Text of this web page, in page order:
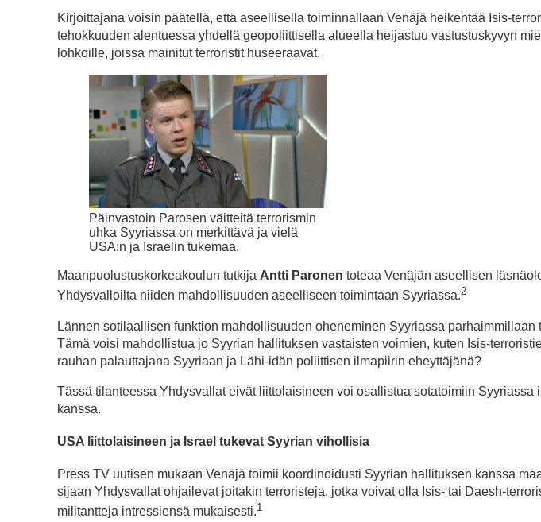
Kirjoittajana voisin päätellä, että aseellisella toiminnallaan Venäjä heikentää Isis-
tehokkuuden alentuessa yhdellä geopoliittisella alueella heijastuu vastustuskyvyn
lohkoille, joissa mainitut terroristit huseeraavat.
Päinvastoin Parosen väitteitä terrorismin
uhka Syyriassa on merkittävä ja vielä
USA:n ja Israelin tukemaa.
Maanpuolustuskorkeakoulun tutkija Antti Paronen toteaa Venäjän aseellisen
Yhdysvalloilta niiden mahdollisuuden aseelliseen toimintaan Syyriassa.2
Lännen sotilaallisen funktion mahdollisuuden oheneminen Syyriassa
Tämä voisi mahdollistua jo Syyrian hallituksen vastaisten voimien, kuten Isis-
rauhan palauttajana Syyriaan ja Lähi-idän poliittisen ilmapiirin eheyttäjänä?
Tässä tilanteessa Yhdysvallat eivät liittolaisineen voi osallistua sotatoimiin Syyriassa
kanssa.
USA liittolaisineen ja Israel tukevat Syyrian vihollisia
Press TV uutisen mukaan Venäjä toimii koordinoidusti Syyrian hallituksen kanssa
sijaan Yhdysvallat ohjailevat joitakin terroristeja, jotka voivat olla Isis- tai Daesh-
militantteja intressiensä mukaisesti.1